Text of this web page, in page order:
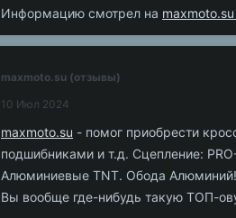
Информацию смотрел на maxmoto.su
maxmoto.su (отзывы)
10 Июл 2024
maxmoto.su - помог приобрести
подшибниками и т.д. Сцепление:
Алюминиевые TNT. Обода Алюминий!
Вы вообще где-нибудь такую ТОП-